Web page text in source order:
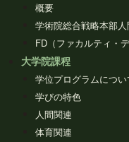
概要
学術院総合戦略本部
FD（ファカルティ・
大学院課程
学位プログラムについ
学びの特色
人間関連
体育関連